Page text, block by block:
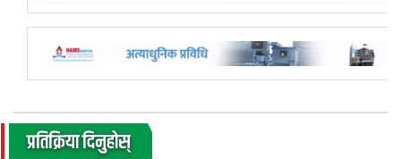
प्रतिक्रिया दिनुहोस्